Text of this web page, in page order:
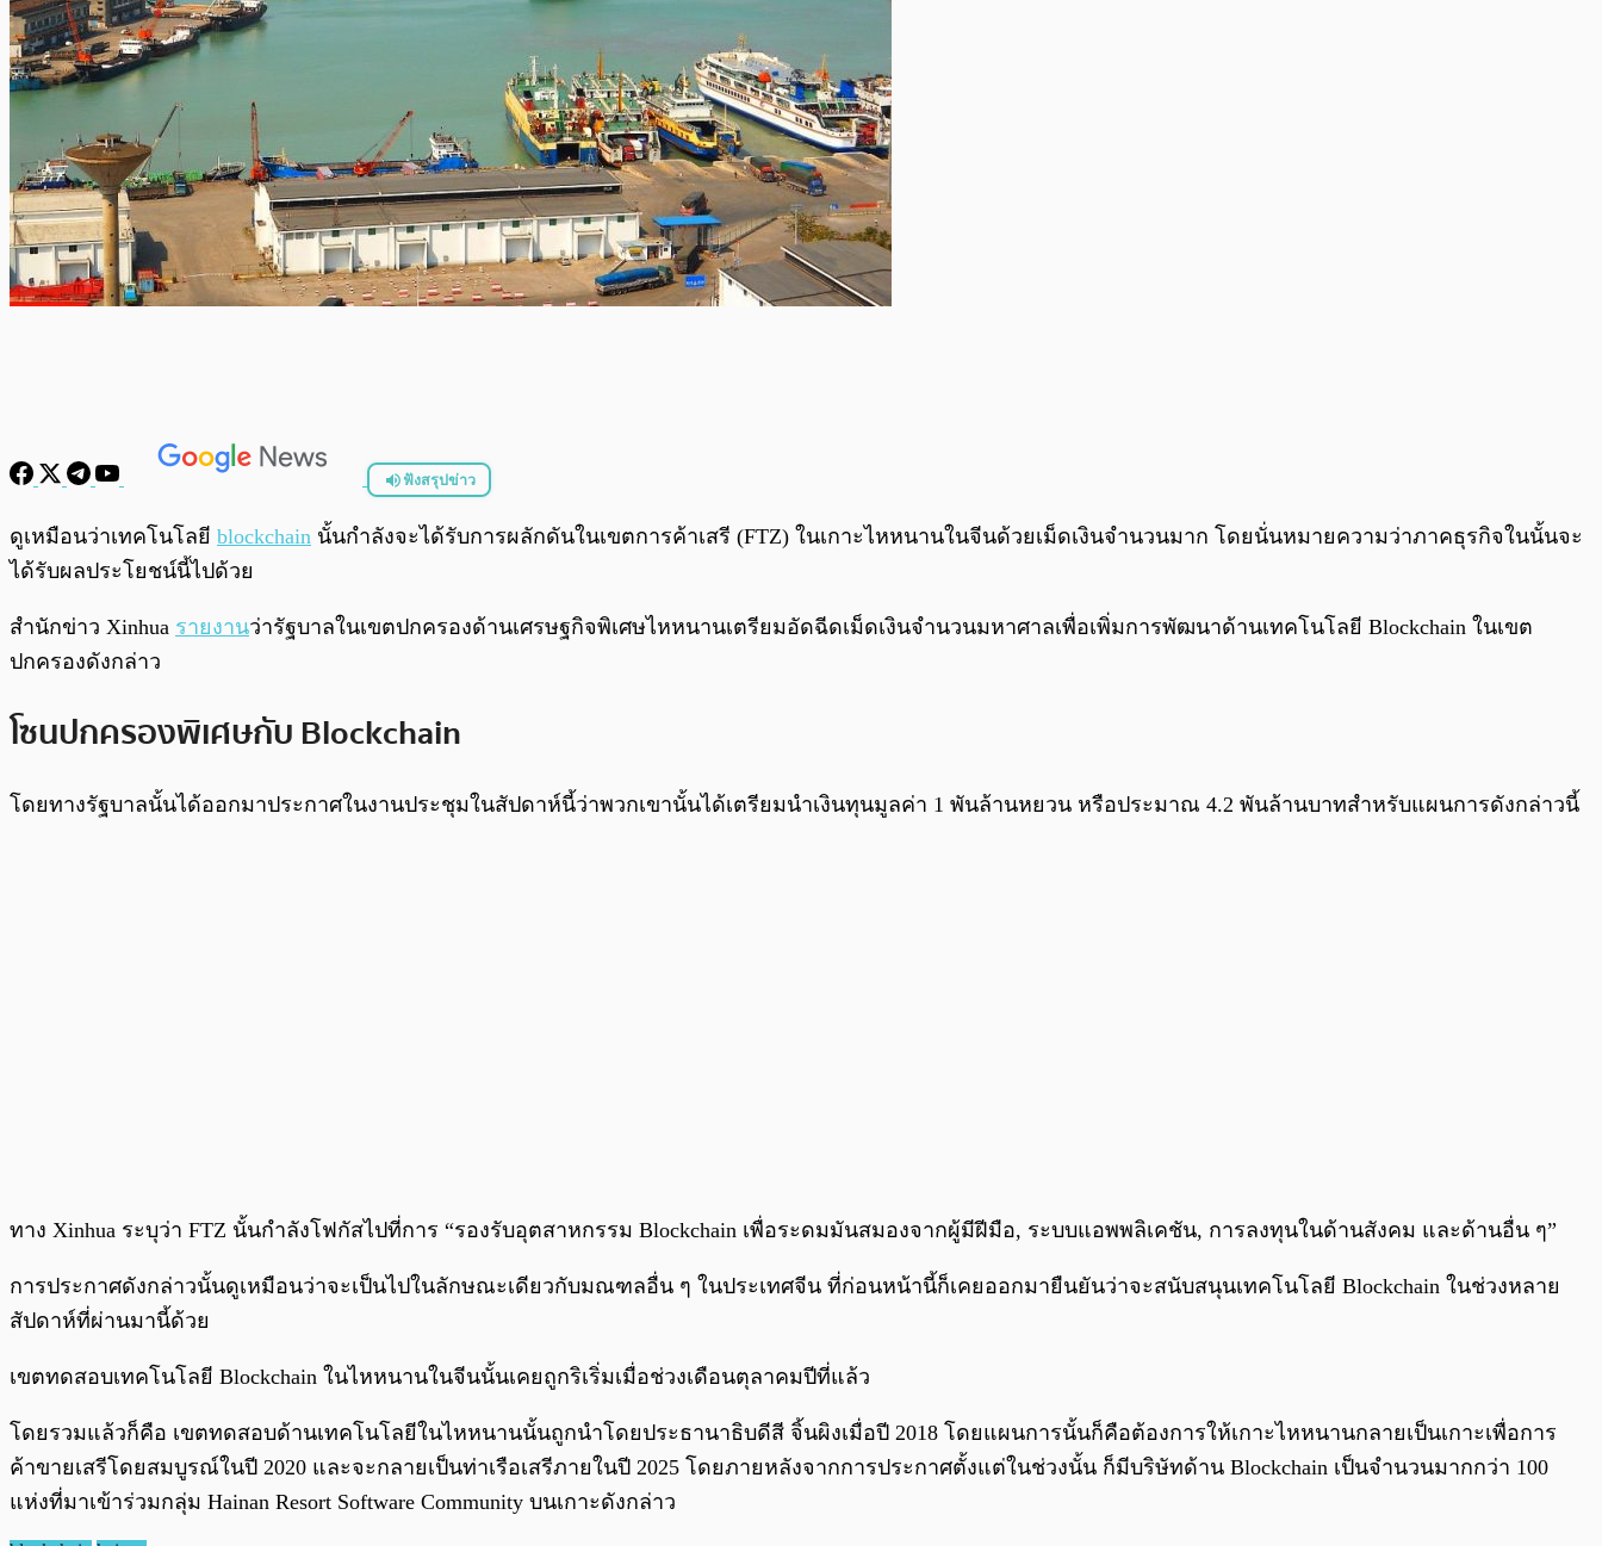
ฟังสรุปข่าว
พร้อมเล่น /0:00
ดูเหมือนว่าเทคโนโลยี blockchain นั้นกำลังจะได้รับการผลักดันในเขตการค้าเสรี (FTZ) ในเกาะไหหนานในจีนด้วยเม็ดเงินจำนวนมาก โดยนั่นหมายความว่าภาคธุรกิจในนั้นจะ
ได้รับผลประโยชน์นี้ไปด้วย
สำนักข่าว Xinhua รายงานว่ารัฐบาลในเขตปกครองด้านเศรษฐกิจพิเศษไหหนานเตรียมอัดฉีดเม็ดเงินจำนวนมหาศาลเพื่อเพิ่มการพัฒนาด้านเทคโนโลยี Blockchain ในเขต
ปกครองดังกล่าว
โซนปกครองพิเศษกับ Blockchain
โดยทางรัฐบาลนั้นได้ออกมาประกาศในงานประชุมในสัปดาห์นี้ว่าพวกเขานั้นได้เตรียมนำเงินทุนมูลค่า 1 พันล้านหยวน หรือประมาณ 4.2 พันล้านบาทสำหรับแผนการดังกล่าวนี้
ทาง Xinhua ระบุว่า FTZ นั้นกำลังโฟกัสไปที่การ “รองรับอุตสาหกรรม Blockchain เพื่อระดมมันสมองจากผู้มีฝีมือ, ระบบแอพพลิเคชัน, การลงทุนในด้านสังคม และด้านอื่น ๆ”
การประกาศดังกล่าวนั้นดูเหมือนว่าจะเป็นไปในลักษณะเดียวกับมณฑลอื่น ๆ ในประเทศจีน ที่ก่อนหน้านี้ก็เคยออกมายืนยันว่าจะสนับสนุนเทคโนโลยี Blockchain ในช่วงหลาย
สัปดาห์ที่ผ่านมานี้ด้วย
เขตทดสอบเทคโนโลยี Blockchain ในไหหนานในจีนนั้นเคยถูกริเริ่มเมื่อช่วงเดือนตุลาคมปีที่แล้ว
โดยรวมแล้วก็คือ เขตทดสอบด้านเทคโนโลยีในไหหนานนั้นถูกนำโดยประธานาธิบดีสี จิ้นผิงเมื่อปี 2018 โดยแผนการนั้นก็คือต้องการให้เกาะไหหนานกลายเป็นเกาะเพื่อการ
ค้าขายเสรีโดยสมบูรณ์ในปี 2020 และจะกลายเป็นท่าเรือเสรีภายในปี 2025 โดยภายหลังจากการประกาศตั้งแต่ในช่วงนั้น ก็มีบริษัทด้าน Blockchain เป็นจำนวนมากกว่า 100
แห่งที่มาเข้าร่วมกลุ่ม Hainan Resort Software Community บนเกาะดังกล่าว